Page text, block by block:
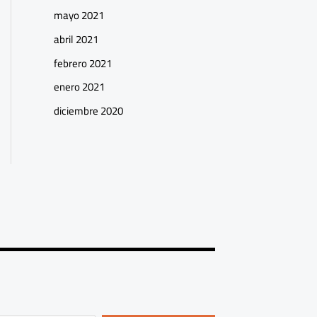
mayo 2021
abril 2021
febrero 2021
enero 2021
diciembre 2020